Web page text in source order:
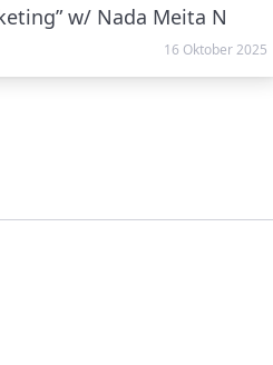
w/ Nada Meita N
16 Oktober 2025